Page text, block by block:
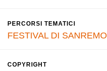
PERCORSI TEMATICI
FESTIVAL DI SANREMO
COPYRIGHT